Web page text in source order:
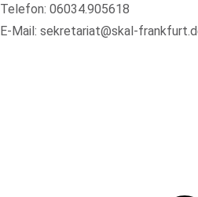
Telefon: 06034.905618
E-Mail: sekretariat@skal-